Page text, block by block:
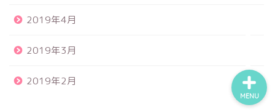
2019年4月
2019年3月
2019年2月
MENU